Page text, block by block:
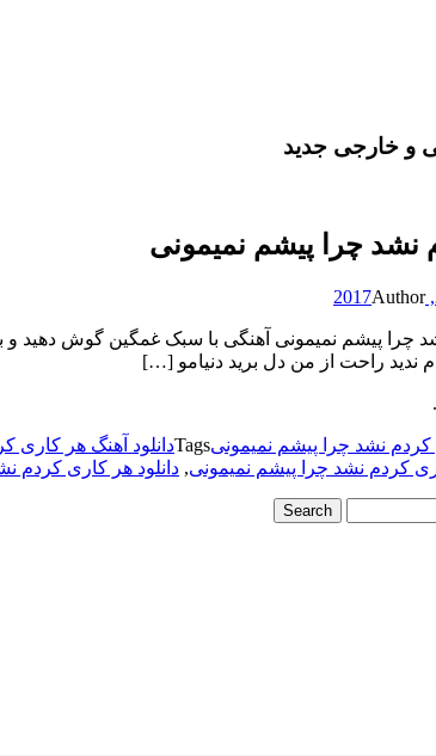
و خارجی جدید
نشد چرا پیشم نمیمونی
Author
چرا پیشم نمیمونی آهنگی با سبک غمگین گوش
ندید راحت از من دل برید دنیامو […]
نشد چرا پیشم نمیمونیTagsدانلود آهنگ هر کاری
کردم نشد چرا پیشم نمیمونی, دانلود هر کاری کردم